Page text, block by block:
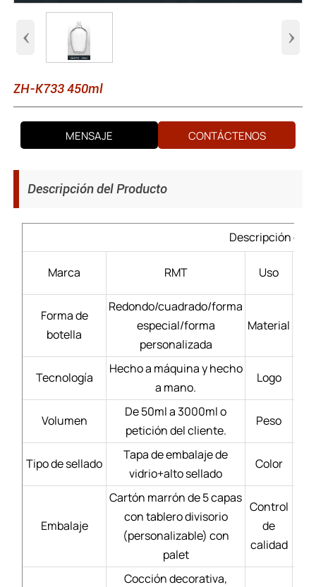
‹ ›
ZH-K733 450ml
MENSAJE CONTÁCTENOS
Descripción del Producto
Descripción del
Marca RMT Uso
Forma de
botella
Redondo/cuadrado/forma
especial/forma
personalizada
Material
Tecnología
Hecho a máquina y hecho
a mano.
Logo
Volumen
De 50ml a 3000ml o
petición del cliente.
Peso
Tipo de sellado
Tapa de embalaje de
vidrio+alto sellado
Color
Embalaje
Cartón marrón de 5 capas
con tablero divisorio
(personalizable) con
palet
Control
de
calidad
Cocción decorativa,